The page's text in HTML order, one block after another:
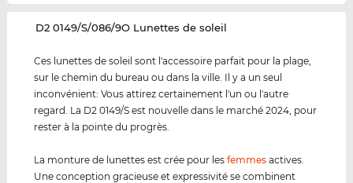
‌D2 0149/S/086/9O Lunettes de soleil
Ces lunettes de soleil sont l'accessoire parfait pour la plage,
sur le chemin du bureau ou dans la ville. Il y a un seul
inconvénient: Vous attirez certainement l'un ou l'autre
regard. La D2 0149/S est nouvelle dans le marché 2024, pour
rester à la pointe du progrès.
La monture de lunettes est crée pour lesfemmes actives.
Une conception gracieuse et expressivité se combinent